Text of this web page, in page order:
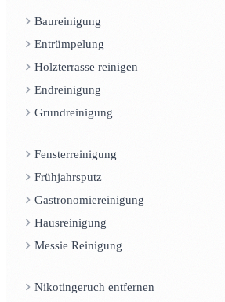
Baureinigung
Entrümpelung
Holzterrasse reinigen
Endreinigung
Grundreinigung
Fensterreinigung
Frühjahrsputz
Gastronomiereinigung
Hausreinigung
Messie Reinigung
Nikotingeruch entfernen